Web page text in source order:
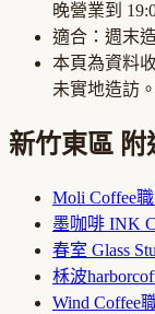
晚營業到
適合： 週末
本頁為資料
未實地造訪。
新竹東區 附
Moli Coffee
墨咖啡 INK
春室 Glass
柇波
Wind Coffee